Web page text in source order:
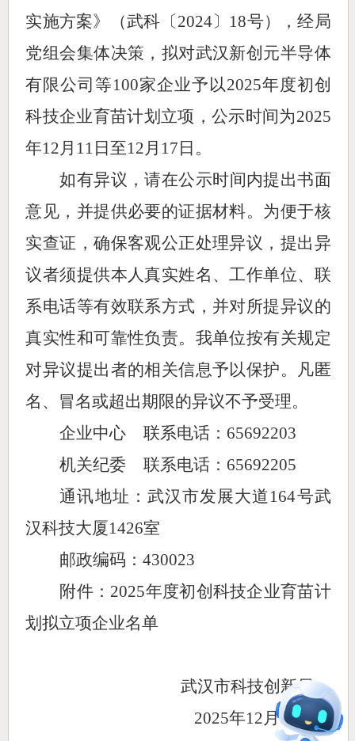
实施方案》（武科〔2024〕18号），经局
党组会集体决策，拟对武汉新创元半导体
有限公司等100家企业予 以2025年度初创
科技企业育苗计划 立项 ，公示时间为2025
年12月 11 日至12月 17 日。
如有异议，请在公示时间内提出书面
意见，并提供必要的证据材料。为便于核
实查证，确保客观公正处理异议，提出异
议者须提供本人真实姓名、工作单位、联
系电话等有效联系方式，并对所提异议的
真实性和可靠性负责。我单位按有关规定
对异议提出者的相关信息予以保护。凡匿
名、冒名或超出期限的异议不予受理。
企业中心
联系电话： 65692203
机关纪委
联系电话： 65692205
通讯地址：武汉市发展大道164号武
汉科技大厦1426室
邮政编码：430023
附件： 2025年度初创科技企业育苗计
划拟立项企业名单
武汉市科技创新局
2025年12月11日